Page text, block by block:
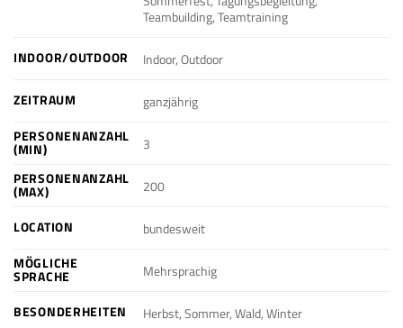
Teambuilding, Teamtraining
INDOOR/OUTDOOR Indoor, Outdoor
ZEITRAUM
ganzjährig
PERSONENANZAHL
(MIN)
3
PERSONENANZAHL
(MAX) 200
LOCATION
bundesweit
MÖGLICHE
SPRACHE Mehrsprachig
BESONDERHEITEN Herbst, Sommer, Wald, Winter